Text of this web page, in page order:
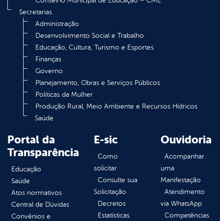
Secretarias
Administração
Desenvolvimento Social e Trabalho
Educação, Cultura, Turismo e Esportes
Finanças
Governo
Planejamento, Obras e Serviços Públicos
Políticas da Mulher
Produção Rural, Meio Ambiente e Recursos Hídricos
Saúde
Portal da
Transparência
Educação
Saúde
Atos normativos
Central de Dúvidas
Convênios e
E-sic
Como
solicitar
Consulte sua
Solicitação
Decretos
Estatísticas
Ouvidoria
Acompanhar
uma
Manifestação
Atendimento
via WhatsApp
Competências